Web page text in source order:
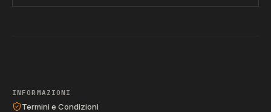
INFORMAZIONI
Termini e Condizioni